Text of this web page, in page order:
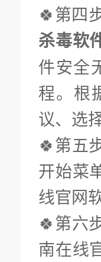
🍀第四
杀毒软
件安全
程。根
议、选
🍀第五
开始菜
线官网
🍀第六
南在线